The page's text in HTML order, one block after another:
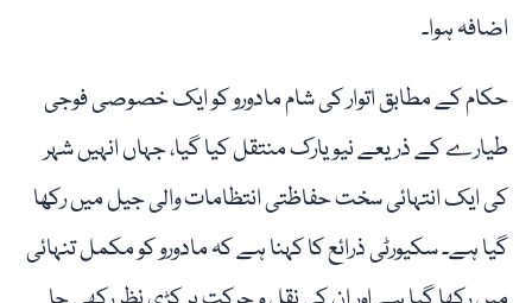
اضافہ ہوا۔
حکام کے مطابق اتوار کی شام مادورو کو ایک خصوصی فوجی
طیارے کے ذریعے نیویارک منتقل کیا گیا، جہاں انہیں شہر
کی ایک انتہائی سخت حفاظتی انتظامات والی جیل میں رکھا
گیا ہے۔ سکیورٹی ذرائع کا کہنا ہے کہ مادورو کو مکمل تنہائی